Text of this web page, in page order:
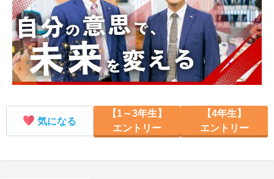
気になる
【1～3年生】
エントリー
【4年生】
エントリー